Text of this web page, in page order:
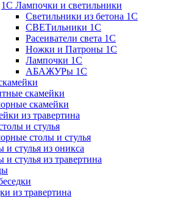
1С Лампочки и светильники
Светильники из бетона 1С
СВЕТильники 1С
Расеиватели света 1С
Ножки и Патроны 1С
Лампочки 1С
АБАЖУРы 1С
скамейки
скамейки
из травертина
и стулья
столы и стулья
и стулья из оникса
и стулья из травертина
из травертина